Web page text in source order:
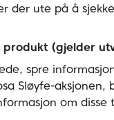
der ute på å
produkt (gjelder
spre
Sløyfe-aksjonen,
om disse